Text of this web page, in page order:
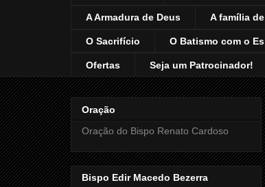
A Armadura de Deus A família
O Sacrifício O Batismo com o
Ofertas Seja um Patrocinador!
Oração
Oração do Bispo Renato Cardoso
Bispo Edir Macedo Bezerra